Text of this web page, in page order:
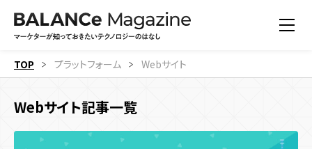
TOP プラットフォーム Webサイト
Webサイト記事一覧